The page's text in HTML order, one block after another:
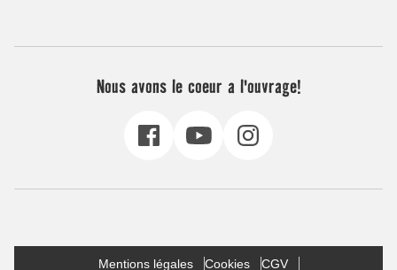
Nous avons le coeur a l'ouvrage!
Mentions légales Cookies CGV